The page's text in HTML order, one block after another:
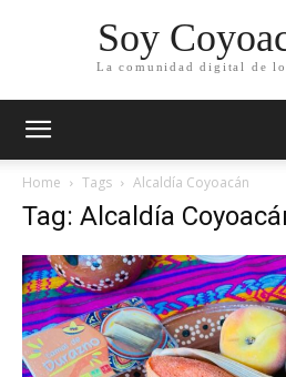
Soy
La comunidad digital de
Home Tags Alcaldía Coyoacán
Tag: Alcaldía